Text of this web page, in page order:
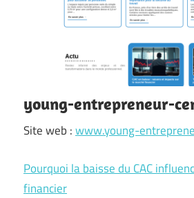
young-entrepreneur-
Site web :www.young-
Pourquoi la baisse du CAC
financier